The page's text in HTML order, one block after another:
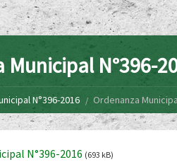
Municipal N°396-
N°396-2016 Ordenanza
N°396-2016 (693 kB)